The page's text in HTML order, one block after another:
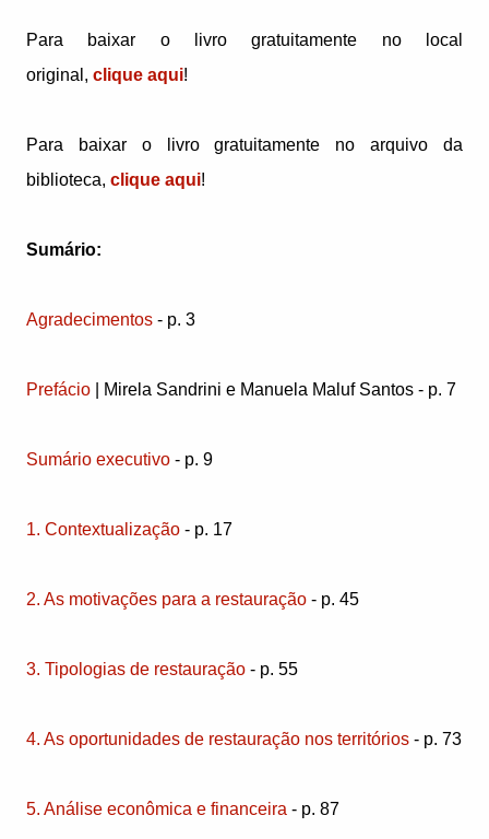
Para baixar o livro gratuitamente no local
original, clique aqui!
Para baixar o livro gratuitamente no arquivo da
biblioteca, clique aqui!
Sumário:
Agradecimentos - p. 3
Prefácio | Mirela Sandrini e Manuela Maluf Santos - p. 7
Sumário executivo - p. 9
1. Contextualização - p. 17
2. As motivações para a restauração - p. 45
3. Tipologias de restauração - p. 55
4. As oportunidades de restauração nos territórios - p. 73
5. Análise econômica e financeira - p. 87